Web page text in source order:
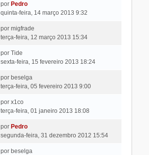
por Pedro
quinta-feira, 14 março 2013 9:32
por migfrade
terça-feira, 12 março 2013 15:34
por Tide
sexta-feira, 15 fevereiro 2013 18:24
por beselga
terça-feira, 05 fevereiro 2013 9:00
por x1co
terça-feira, 01 janeiro 2013 18:08
por Pedro
segunda-feira, 31 dezembro 2012 15:54
por beselga